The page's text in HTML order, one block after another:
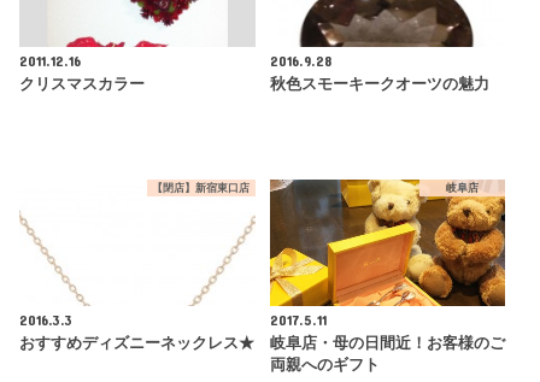
2011.12.16
クリスマスカラー
2016.9.28
秋色スモーキークオーツの魅力
【閉店】新宿東口店
2016.3.3
おすすめディズニーネックレス★
岐阜店
2017.5.11
岐阜店・母の日間近！お客様のご
両親へのギフト